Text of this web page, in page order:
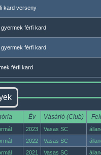
kard verseny
férfi kard
férfi kard
férfi kard
Év Vásárló (Club)
2023 Vasas SC
2022 Vasas SC
2021 Vasas SC